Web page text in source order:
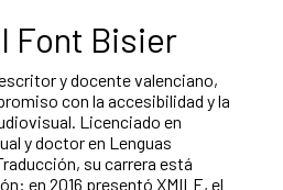
Font Bisier
y docente valenciano,
con la accesibilidad y la
Licenciado en
y doctor en Lenguas
su carrera está
en 2016 presentó XMILE, el